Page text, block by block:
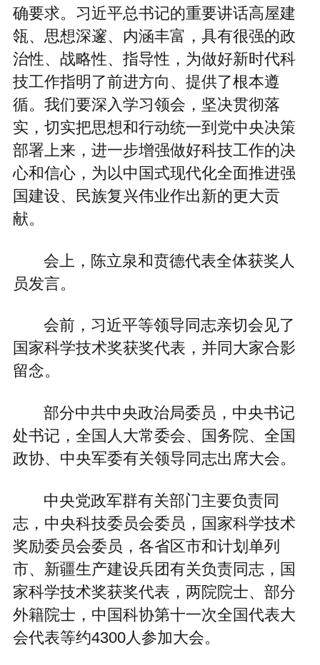
确要求。习近平总书记的重要讲话高屋建
瓴、思想深邃、内涵丰富，具有很强的政
治性、战略性、指导性，为做好新时代科
技工作指明了前进方向、提供了根本遵
循。我们要深入学习领会，坚决贯彻落
实，切实把思想和行动统一到党中央决策
部署上来，进一步增强做好科技工作的决
心和信心，为以中国式现代化全面推进强
国建设、民族复兴伟业作出新的更大贡
献。
会上，陈立泉和贲德代表全体获奖人
员发言。
会前，习近平等领导同志亲切会见了
国家科学技术奖获奖代表，并同大家合影
留念。
部分中共中央政治局委员，中央书记
处书记，全国人大常委会、国务院、全国
政协、中央军委有关领导同志出席大会。
中央党政军群有关部门主要负责同
志，中央科技委员会委员，国家科学技术
奖励委员会委员，各省区市和计划单列
市、新疆生产建设兵团有关负责同志，国
家科学技术奖获奖代表，两院院士、部分
外籍院士，中国科协第十一次全国代表大
会代表等约4300人参加大会。